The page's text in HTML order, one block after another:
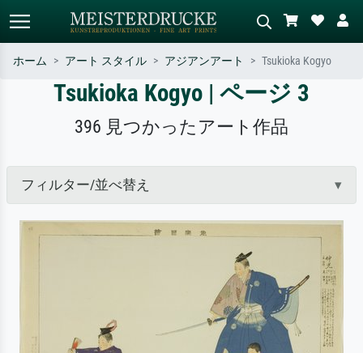
標準検索 AI画像検索
作家名・作品名・スタイルで検索
– 例：モネ、星月夜、印象派、北
シーンを説明してください – 例：
緑の草原、赤の多い抽象画、暗い
ド。
ホーム アート スタイル アジアンアート Tsukioka Kogyo
Tsukioka Kogyo | ページ 3
396 見つかったアート作品
フィルター/並べ替え